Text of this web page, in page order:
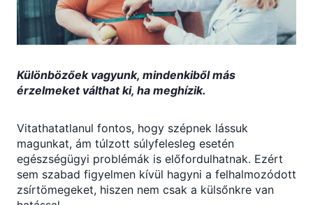
Különbözőek vagyunk, mindenkiből más
érzelmeket válthat ki, ha meghízik.
Vitathatatlanul fontos, hogy szépnek lássuk
magunkat, ám túlzott súlyfelesleg esetén
egészségügyi problémák is előfordulhatnak. Ezért
sem szabad figyelmen kívül hagyni a felhalmozódott
zsírtömegeket, hiszen nem csak a külsőnkre van